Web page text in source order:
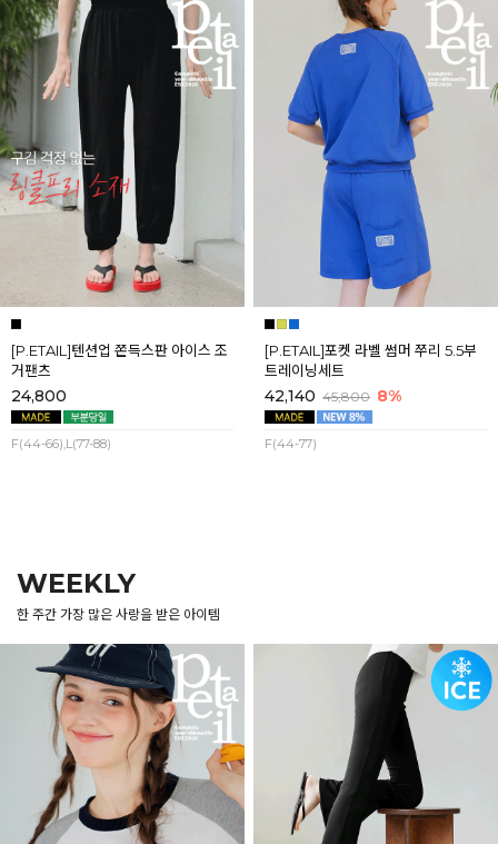
[P.ETAIL]텐션업 쫀득스판 아이스 조
거팬츠
24,800
F(44-66),L(77-88)
[P.ETAIL]포켓 라벨 썸머 쭈리 5.5부
트레이닝세트
42,140 45,800 8%
F(44-77)
WEEKLY
한 주간 가장 많은 사랑을 받은 아이템